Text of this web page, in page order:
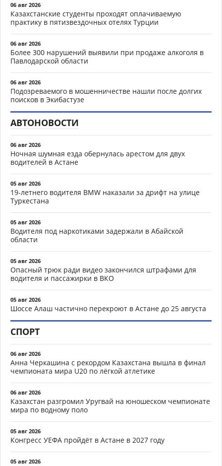
06 авг 2026
Казахстанские студенты проходят оплачиваемую
практику в пятизвездочных отелях Турции
06 авг 2026
Более 300 нарушений выявили при продаже алкоголя в
Павлодарской области
06 авг 2026
Подозреваемого в мошенничестве нашли после долгих
поисков в Экибастузе
АВТОНОВОСТИ
06 авг 2026
Ночная шумная езда обернулась арестом для двух
водителей в Астане
05 авг 2026
19-летнего водителя BMW наказали за дрифт на улице
Туркестана
05 авг 2026
Водителя под наркотиками задержали в Абайской
области
05 авг 2026
Опасный трюк ради видео закончился штрафами для
водителя и пассажирки в ВКО
05 авг 2026
Шоссе Алаш частично перекроют в Астане до 25 августа
СПОРТ
06 авг 2026
Анна Черкашина с рекордом Казахстана вышла в финал
чемпионата мира U20 по лёгкой атлетике
06 авг 2026
Казахстан разгромил Уругвай на юношеском чемпионате
мира по водному поло
05 авг 2026
Конгресс УЕФА пройдёт в Астане в 2027 году
05 авг 2026